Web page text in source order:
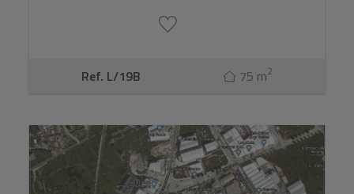
Ref. L/19B 75 m2